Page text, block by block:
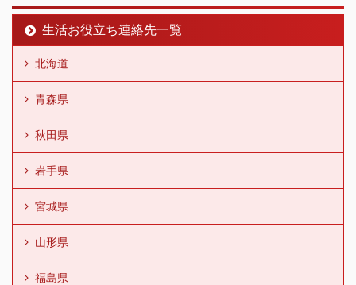
生活お役立ち連絡先一覧
北海道
青森県
秋田県
岩手県
宮城県
山形県
福島県